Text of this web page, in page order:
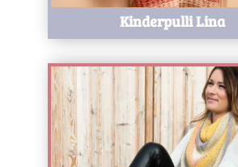
Kinderpulli Lina
Test